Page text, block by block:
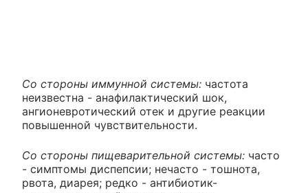
Со стороны иммунной системы: частота
неизвестна - анафилактический шок,
ангионевротический отек и другие реакции
повышенной чувствительности.
Со стороны пищеварительной системы: часто
- симптомы диспепсии; нечасто - тошнота,
рвота, диарея; редко - антибиотик-